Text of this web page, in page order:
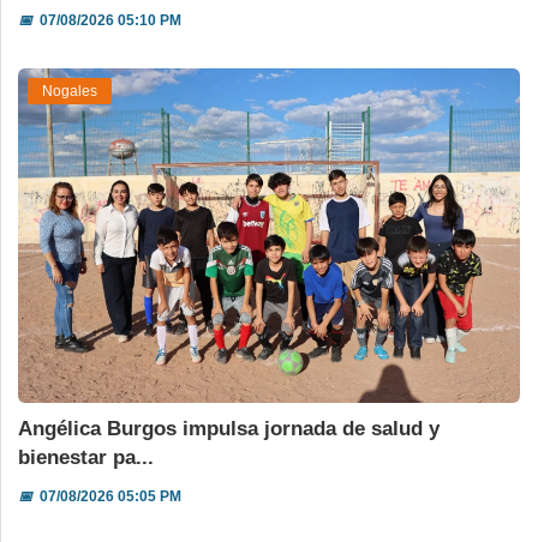
📅07/08/2026 05:10 PM
Nogales
Angélica Burgos impulsa jornada de salud y
bienestar pa...
📅07/08/2026 05:05 PM